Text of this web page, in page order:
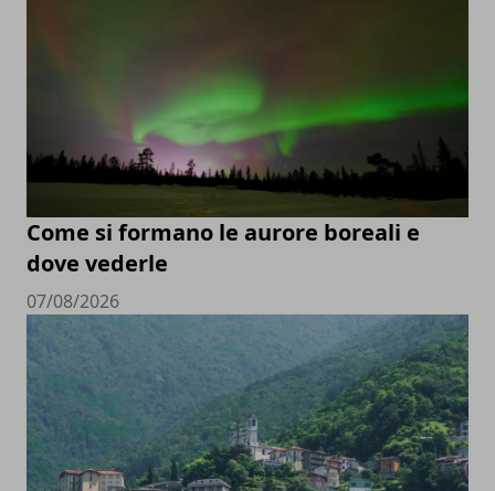
Come si formano le aurore boreali e
dove vederle
07/08/2026